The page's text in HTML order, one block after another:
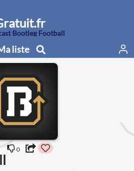
Bootleg Football
liste
0